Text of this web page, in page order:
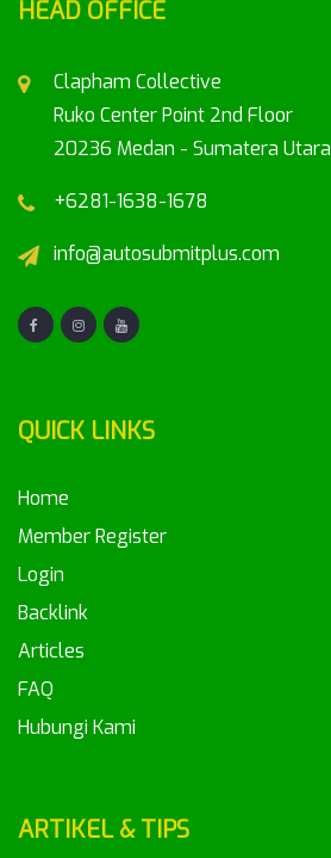
HEAD OFFICE
Clapham Collective
Ruko Center Point 2nd Floor
20236 Medan - Sumatera Utara
+6281-1638-1678
info@autosubmitplus.com
QUICK LINKS
Home
Member Register
Login
Backlink
Articles
FAQ
Hubungi Kami
ARTIKEL & TIPS